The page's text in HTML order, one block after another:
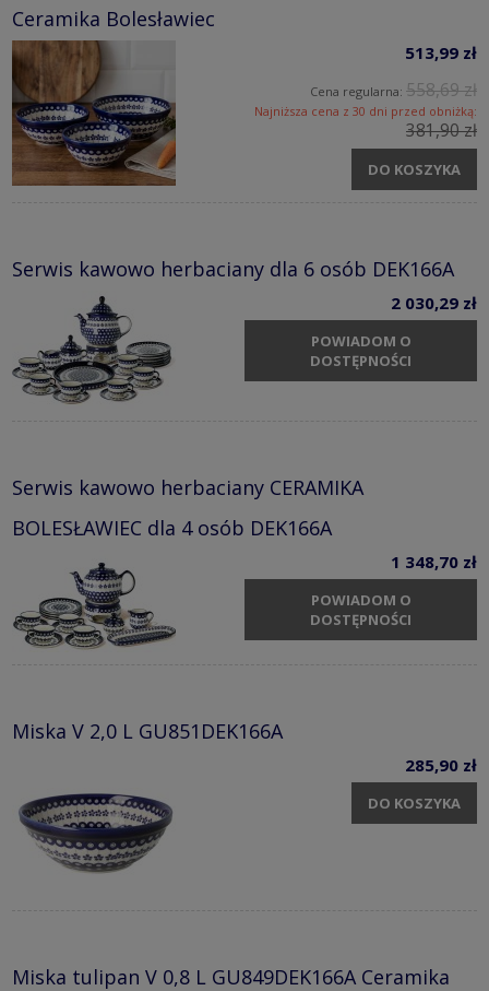
Ceramika Bolesławiec
513,99 zł
Cena regularna: 558,69 zł
Najniższa cena z 30 dni przed obniżką:
381,90 zł
DO KOSZYKA
Serwis kawowo herbaciany dla 6 osób DEK166A
2 030,29 zł
POWIADOM O
DOSTĘPNOŚCI
Serwis kawowo herbaciany CERAMIKA
BOLESŁAWIEC dla 4 osób DEK166A
1 348,70 zł
POWIADOM O
DOSTĘPNOŚCI
Miska V 2,0 L GU851DEK166A
285,90 zł
DO KOSZYKA
Miska tulipan V 0,8 L GU849DEK166A Ceramika